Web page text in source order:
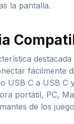
la pantalla.
fácilmente
USB C a USB
portátil, PC,
de los